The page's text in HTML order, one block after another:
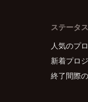
ステータス
人気のプ
新着プロ
終了間際